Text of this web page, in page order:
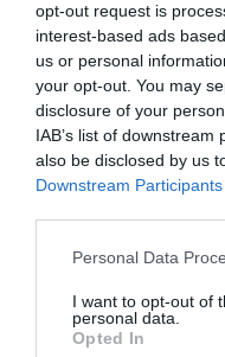
opt-out request is
interest-based ads
us or personal
your opt-out. You may
disclosure of your
IAB’s list of
also be disclosed by us
Downstream Participants
Please note that this
not limited to your visit
grant or deny consent
use your data for below
Personal Data
I want to opt-out of
personal data.
Opted In
ΕΛΛΑΔΑ
Αχαρνές: Στα
δυνατά ηχεία
Συνελήφθη ένας
24.04.2026 - 15:09